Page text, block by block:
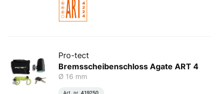
Pro-tect
Bremsscheibenschloss Agate ART 4
Ø 16 mm
Art. nr. 419250